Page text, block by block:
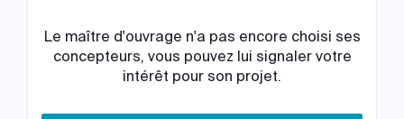
Le maître d'ouvrage n'a pas encore choisi ses
concepteurs, vous pouvez lui signaler votre
intérêt pour son projet.